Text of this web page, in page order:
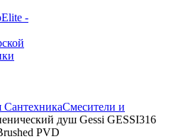
СантехникаСмесители и
душ Gessi GESSI316
PVD